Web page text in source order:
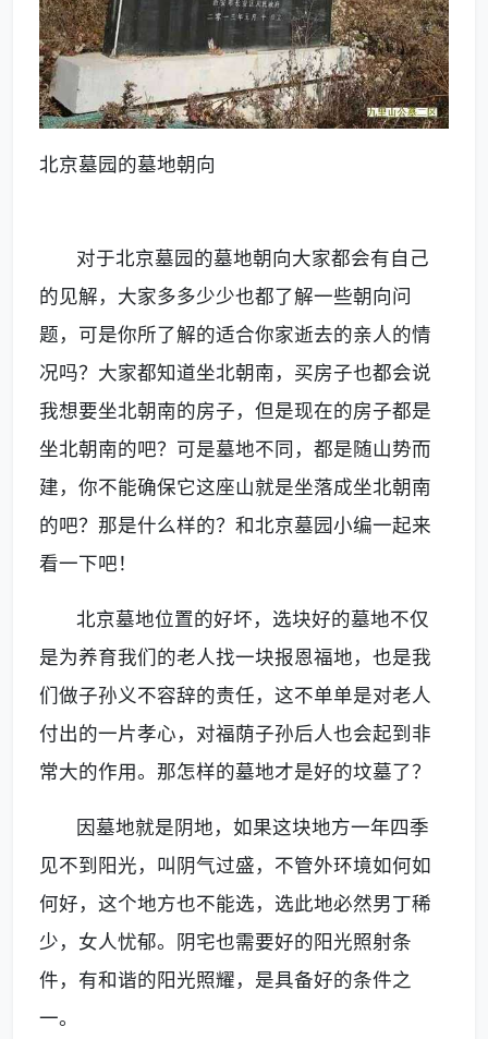
北京墓园的墓地朝向
对于北京墓园 的墓地朝向大家都会有自己
的见解，大家多多少少也都了解一些朝向问
题，可是你所了解的适合你家逝去的亲人的情
况吗？大家都知道坐北朝南，买房子也都会说
我想要坐北朝南的房子，但是现在的房子都是
坐北朝南的吧？可是墓地不同，都是随山势而
建，你不能确保它这座山就是坐落成坐北朝南
的吧？那是什么样的？和北京墓园小编一起来
看一下吧！
北京墓地位置的好坏，选块好的墓地不仅
是为养育我们的老人找一块报恩福地，也是我
们做子孙义不容辞的责任，这不单单是对老人
付出的一片孝心，对福荫子孙后人也会起到非
常大的作用。那怎样的墓地才是好的坟墓了？
因墓地就是阴地，如果这块地方一年四季
见不到阳光，叫阴气过盛，不管外环境如何如
何好，这个地方也不能选，选此地必然男丁稀
少，女人忧郁。阴宅也需要好的阳光照射条
件，有和谐的阳光照耀，是具备好的条件之
一。